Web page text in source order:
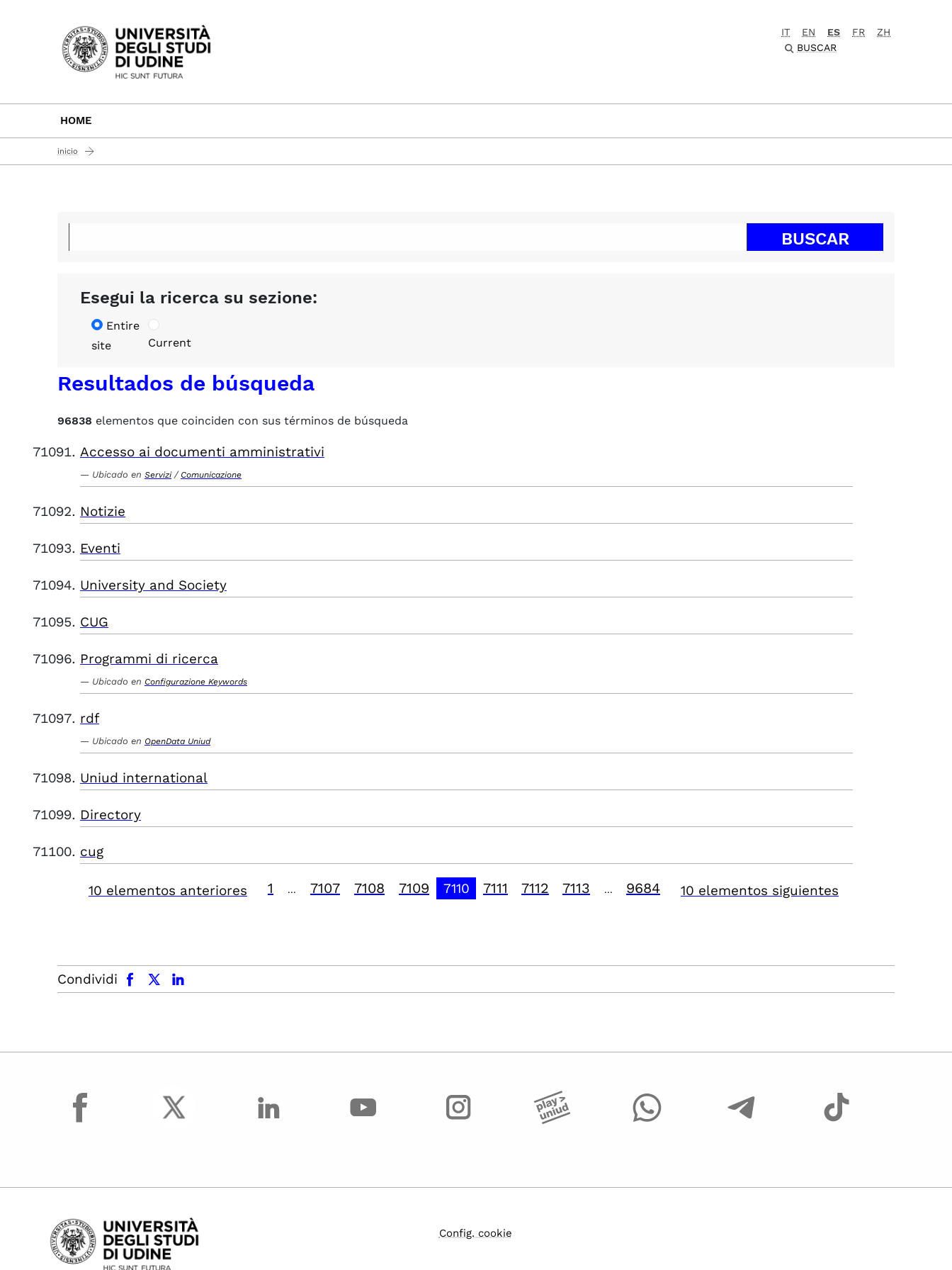
Passa al contenuto principale
IT EN ES FR
ZH
BUSCAR
HOME
inicio
Esegui la ricerca su sezione:
Entire
site
Current
Resultados de búsqueda
96838 elementos que coinciden con sus términos de búsqueda
Accesso ai documenti amministrativi
Ubicado en Servizi / Comunicazione
Notizie
Eventi
University and Society
CUG
Programmi di ricerca
Ubicado en Configurazione Keywords
rdf
Ubicado en OpenData Uniud
Uniud international
Directory
cug
10 elementos anteriores 1 7107 7108 7109 7110 7111 7112 7113 9684 10 elementos siguientes
Condividi
facebook x.com linkedin
facebook
Config. cookie